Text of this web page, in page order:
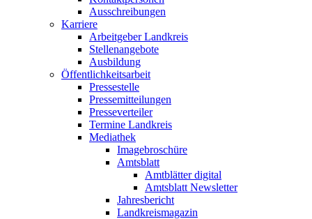
Ausschreibungen
Karriere
Arbeitgeber Landkreis
Stellenangebote
Ausbildung
Öffentlichkeitsarbeit
Pressestelle
Pressemitteilungen
Presseverteiler
Termine Landkreis
Mediathek
Imagebroschüre
Amtsblatt
Amtblätter digital
Amtsblatt Newsletter
Jahresbericht
Landkreismagazin